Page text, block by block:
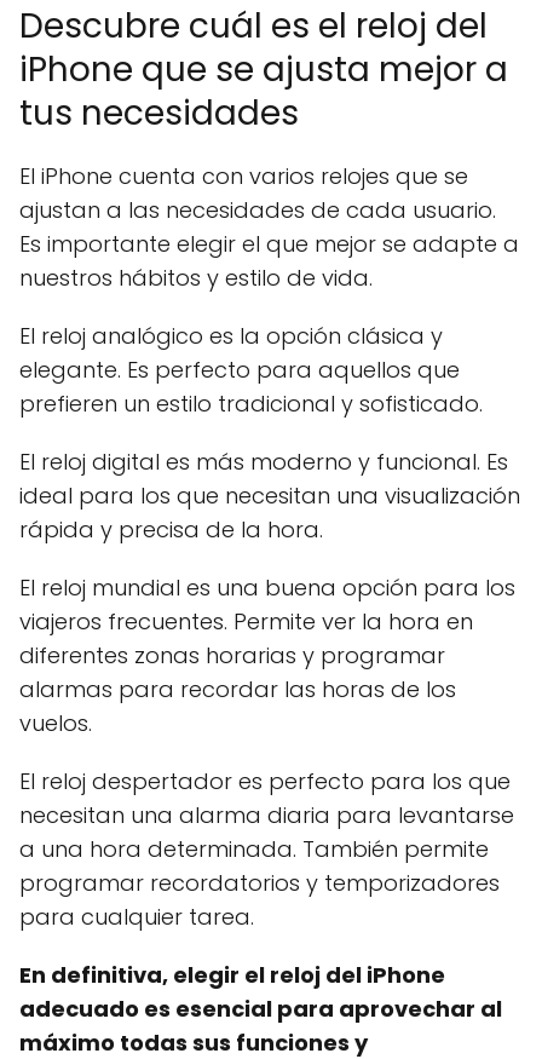
Descubre cuál es el reloj del
iPhone que se ajusta mejor a
tus necesidades
El iPhone cuenta con varios relojes que se
ajustan a las necesidades de cada usuario.
Es importante elegir el que mejor se adapte a
nuestros hábitos y estilo de vida.
El reloj analógico es la opción clásica y
elegante. Es perfecto para aquellos que
prefieren un estilo tradicional y sofisticado.
El reloj digital es más moderno y funcional. Es
ideal para los que necesitan una visualización
rápida y precisa de la hora.
El reloj mundial es una buena opción para los
viajeros frecuentes. Permite ver la hora en
diferentes zonas horarias y programar
alarmas para recordar las horas de los
vuelos.
El reloj despertador es perfecto para los que
necesitan una alarma diaria para levantarse
a una hora determinada. También permite
programar recordatorios y temporizadores
para cualquier tarea.
En definitiva, elegir el reloj del iPhone
adecuado es esencial para aprovechar al
máximo todas sus funciones y